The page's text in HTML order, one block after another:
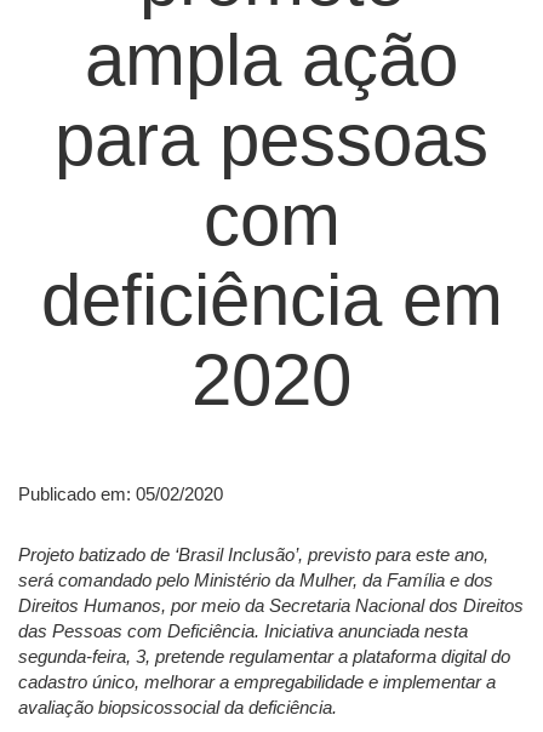
ampla ação
para pessoas
com
deficiência em
2020
Publicado em: 05/02/2020
Projeto batizado de ‘Brasil Inclusão’, previsto para este ano,
será comandado pelo Ministério da Mulher, da Família e dos
Direitos Humanos, por meio da Secretaria Nacional dos Direitos
das Pessoas com Deficiência. Iniciativa anunciada nesta
segunda-feira, 3, pretende regulamentar a plataforma digital do
cadastro único, melhorar a empregabilidade e implementar a
avaliação biopsicossocial da deficiência.